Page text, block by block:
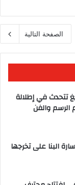
الصفحة التالية
تتحدث في إطلالة
الرسم والفن
البنا على تخرجها